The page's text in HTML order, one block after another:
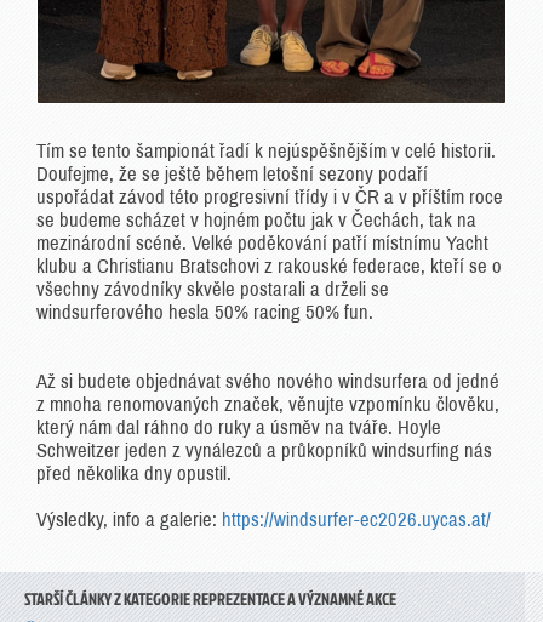
Tím se tento šampionát řadí k nejúspěšnějším v celé historii.
Doufejme, že se ještě během letošní sezony podaří
uspořádat závod této progresivní třídy i v ČR a v příštím roce
se budeme scházet v hojném počtu jak v Čechách, tak na
mezinárodní scéně. Velké poděkování patří místnímu Yacht
klubu a Christianu Bratschovi z rakouské federace, kteří se o
všechny závodníky skvěle postarali a drželi se
windsurferového hesla 50% racing 50% fun.
Až si budete objednávat svého nového windsurfera od jedné
z mnoha renomovaných značek, věnujte vzpomínku člověku,
který nám dal ráhno do ruky a úsměv na tváře. Hoyle
Schweitzer jeden z vynálezců a průkopníků windsurfing nás
před několika dny opustil.
Výsledky, info a galerie: https://windsurfer-ec2026.uycas.at/
STARŠÍ ČLÁNKY Z KATEGORIE REPREZENTACE A VÝZNAMNÉ AKCE